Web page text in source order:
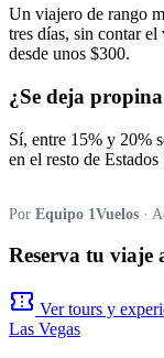
Un viajero de rango
tres días, sin contar
desde unos $300.
¿Se deja
Sí, entre 15% y 20%
en el resto de
Por Equipo 1Vuelos ·
Reserva tu viaje
confirmation_number Ver tours y
Las Vegas